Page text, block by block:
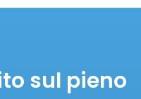
sul pieno